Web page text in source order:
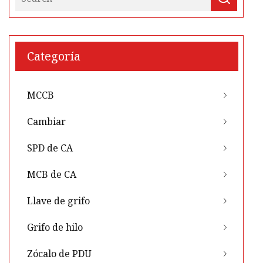
Categoría
MCCB
Cambiar
SPD de CA
MCB de CA
Llave de grifo
Grifo de hilo
Zócalo de PDU